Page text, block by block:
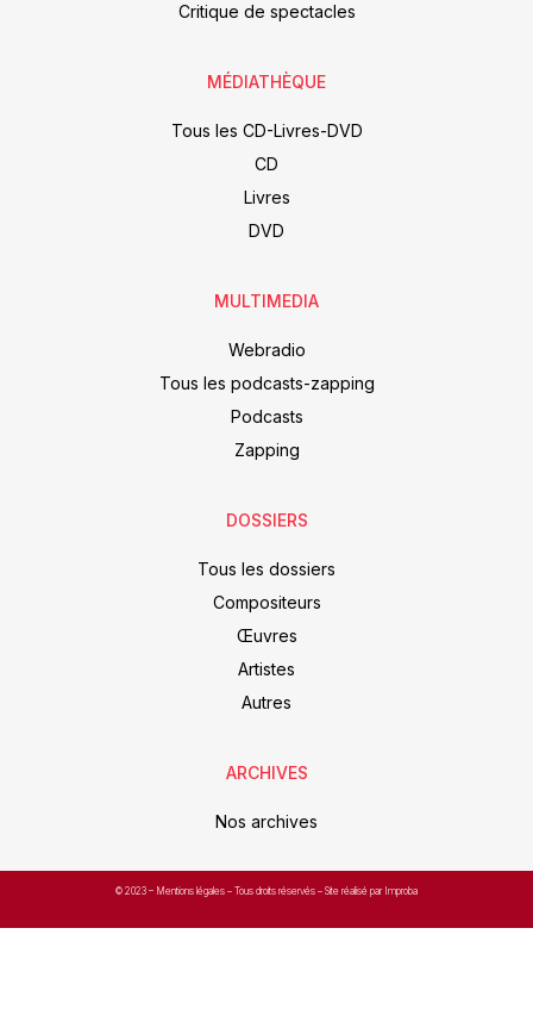
Critique de spectacles
MÉDIATHÈQUE
Tous les CD-Livres-DVD
CD
Livres
DVD
MULTIMEDIA
Webradio
Tous les podcasts-zapping
Podcasts
Zapping
DOSSIERS
Tous les dossiers
Compositeurs
Œuvres
Artistes
Autres
ARCHIVES
Nos archives
© 2023 – Mentions légales – Tous droits réservés – Site réalisé par Improba